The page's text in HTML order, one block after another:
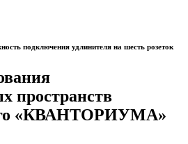
подключения удлинителя на шесть розеток
пространств
«КВАНТОРИУМА»